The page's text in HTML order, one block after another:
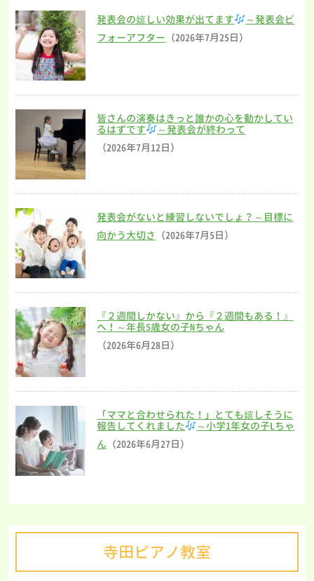
発表会の嬉しい効果が出てます
～発表会ビ
フォーアフター （2026年7月25日）
皆さんの演奏はきっと誰かの心を動かしてい
るはずです
～発表会が終わって
（2026年7月12日）
発表会がないと練習しないでしょ？～目標に
向かう大切さ （2026年7月5日）
『２週間しかない』から『２週間もある！』
へ！～年長5歳女の子Nちゃん
（2026年6月28日）
「ママと合わせられた！」とても嬉しそうに
報告してくれました
～小学1年女の子Lちゃ
ん （2026年6月27日）
寺田ピアノ教室